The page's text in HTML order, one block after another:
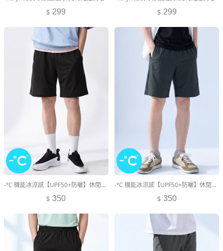
299
299
-°C 機能冰涼感【UPF50+防曬】休閒短褲-男裝
350
-°C 機能冰涼感【UPF50+防曬】休閒短褲-男裝
350